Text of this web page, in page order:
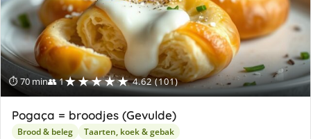
⏱ 70 min👥 1★★★★★ 4.62 (101)
Pogaça = broodjes (Gevulde)
Brood & beleg Taarten, koek & gebak